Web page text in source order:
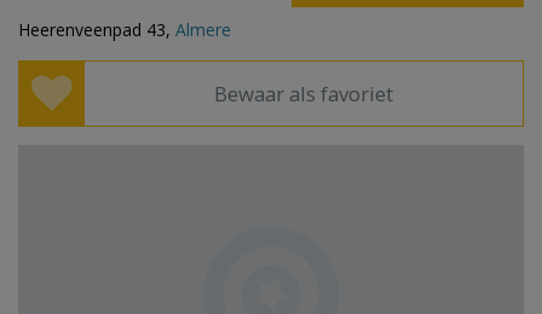
Heerenveenpad 43, Almere
Bewaar als favoriet